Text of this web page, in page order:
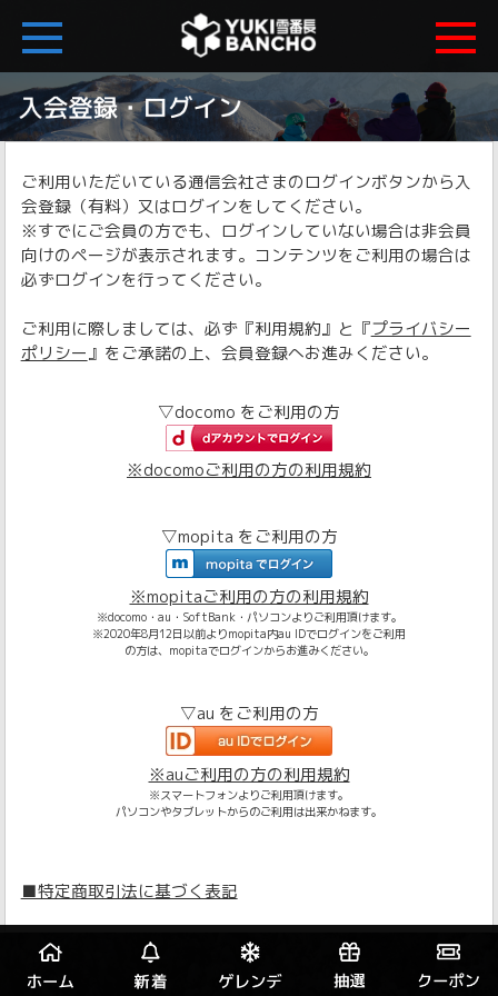
ご利用いただいている通信会社さまのログインボタンから入
会登録（有料）又はログインをしてください。
※すでにご会員の方でも、ログインしていない場合は非会員
向けのページが表示されます。コンテンツをご利用の場合は
必ずログインを行ってください。
ご利用に際しましては、必ず『利用規約』と『プライバシー
ポリシー』をご承諾の上、会員登録へお進みください。
▽docomo をご利用の方
※docomoご利用の方の利用規約
▽mopita をご利用の方
※mopitaご利用の方の利用規約
※docomo・au・SoftBank・パソコンよりご利用頂けます。
※2020年8月12日以前よりmopita内au IDでログインをご利用
の方は、mopitaでログインからお進みください。
▽au をご利用の方
※auご利用の方の利用規約
※スマートフォンよりご利用頂けます。
パソコンやタブレットからのご利用は出来かねます。
■特定商取引法に基づく表記